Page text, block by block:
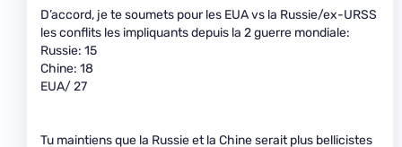
D’accord, je te soumets pour les EUA vs la Russie/ex-URSS
les conflits les impliquants depuis la 2 guerre mondiale:
Russie: 15
Chine: 18
EUA/ 27
Tu maintiens que la Russie et la Chine serait plus bellicistes